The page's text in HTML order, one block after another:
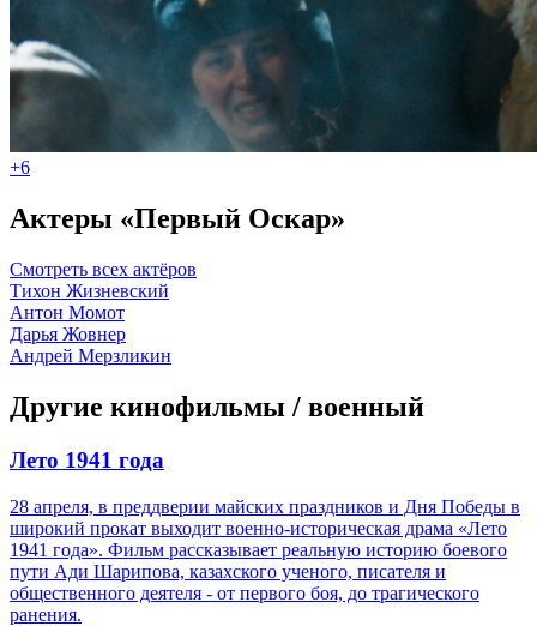
+6
Актеры «Первый Оскар»
Смотреть всех актёров
Тихон Жизневский
Антон Момот
Дарья Жовнер
Андрей Мерзликин
Другие кинофильмы / военный
Лето 1941 года
28 апреля, в преддверии майских праздников и Дня Победы в
широкий прокат выходит военно-историческая драма «Лето
1941 года». Фильм рассказывает реальную историю боевого
пути Ади Шарипова, казахского ученого, писателя и
общественного деятеля - от первого боя, до трагического
ранения.